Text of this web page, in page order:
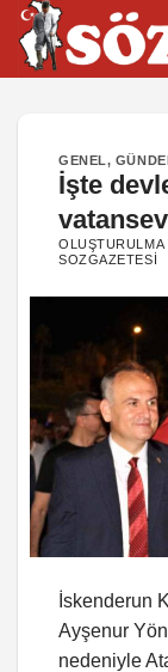
İçeriğe
atla
GENEL,
İşte
OLUŞTURULMA
SOZGAZETESI
İskenderun
Ayşenur
nedeniyle